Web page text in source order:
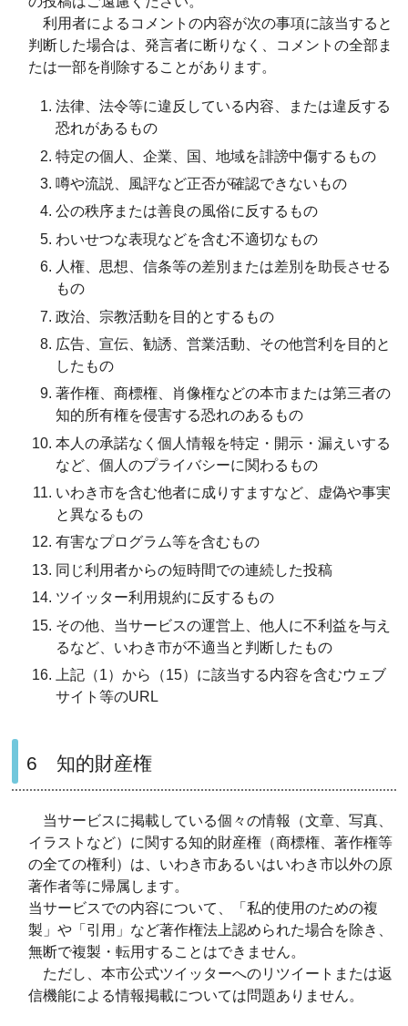
利用者によるコメントの内容が次の事項に該当すると
判断した場合は、発言者に断りなく、コメントの全部ま
たは一部を削除することがあります。
法律、法令等に違反している内容、または違反する
恐れがあるもの
特定の個人、企業、国、地域を誹謗中傷するもの
噂や流説、風評など正否が確認できないもの
公の秩序または善良の風俗に反するもの
わいせつな表現などを含む不適切なもの
人権、思想、信条等の差別または差別を助長させる
もの
政治、宗教活動を目的とするもの
広告、宣伝、勧誘、営業活動、その他営利を目的と
したもの
著作権、商標権、肖像権などの本市または第三者の
知的所有権を侵害する恐れのあるもの
本人の承諾なく個人情報を特定・開示・漏えいする
など、個人のプライバシーに関わるもの
いわき市を含む他者に成りすますなど、虚偽や事実
と異なるもの
有害なプログラム等を含むもの
同じ利用者からの短時間での連続した投稿
ツイッター利用規約に反するもの
その他、当サービスの運営上、他人に不利益を与え
るなど、いわき市が不適当と判断したもの
上記（1）から（15）に該当する内容を含むウェブ
サイト等のURL
6 知的財産権
当サービスに掲載している個々の情報（文章、写真、
イラストなど）に関する知的財産権（商標権、著作権等
の全ての権利）は、いわき市あるいはいわき市以外の原
著作者等に帰属します。
当サービスでの内容について、「私的使用のための複
製」や「引用」など著作権法上認められた場合を除き、
無断で複製・転用することはできません。
ただし、本市公式ツイッターへのリツイートまたは返
信機能による情報掲載については問題ありません。